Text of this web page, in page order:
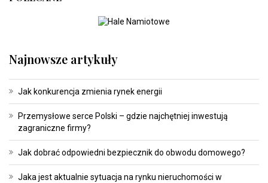
Najnowsze artykuły
Jak konkurencja zmienia rynek energii
Przemysłowe serce Polski – gdzie najchętniej inwestują
zagraniczne firmy?
Jak dobrać odpowiedni bezpiecznik do obwodu domowego?
Jaka jest aktualnie sytuacja na rynku nieruchomości w